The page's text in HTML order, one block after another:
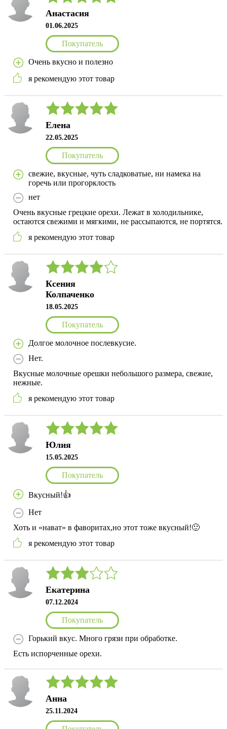
Анастасия
01.06.2025
Покупатель
Очень вкусно и полезно
я рекомендую этот товар
Елена
22.05.2025
Покупатель
свежие, вкусные, чуть сладковатые, ни намека на
горечь или прогорклость
нет
Очень вкусные грецкие орехи. Лежат в холодильнике,
остаются свежими и мягкими, не рассыпаются, не портятся.
я рекомендую этот товар
Ксения
Колпаченко
18.05.2025
Покупатель
Долгое молочное послевкусие.
Нет.
Вкусные молочные орешки небольшого размера, свежие,
нежные.
я рекомендую этот товар
Юлия
15.05.2025
Покупатель
Вкусный!👍
Нет
Хоть и «нават» в фаворитах,но этот тоже вкусный!🙂
я рекомендую этот товар
Екатерина
07.12.2024
Покупатель
Горький вкус. Много грязи при обработке.
Есть испорченные орехи.
Анна
25.11.2024